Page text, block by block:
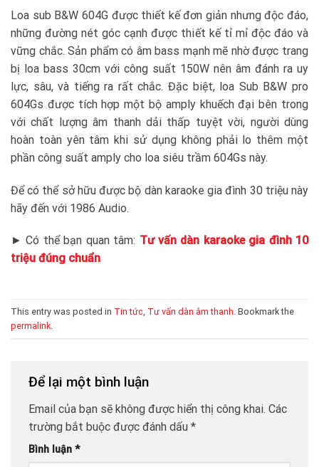
Loa sub B&W 604G được thiết kế đơn giản nhưng độc đáo,
những đường nét góc cạnh được thiết kế tỉ mỉ độc đáo và
vững chắc. Sản phẩm có âm bass mạnh mẽ nhờ được trang
bị loa bass 30cm với công suất 150W nên âm đánh ra uy
lực, sâu, và tiếng ra rất chắc. Đặc biệt, loa Sub B&W pro
604Gs được tích hợp một bộ amply khuếch đại bên trong
với chất lượng âm thanh dải thấp tuyệt vời, người dùng
hoàn toàn yên tâm khi sử dụng không phải lo thêm một
phần công suất amply cho loa siêu trầm 604Gs này.
Để có thể sở hữu được bộ dàn karaoke gia đình 30 triệu này
hãy đến với 1986 Audio.
► Có thể bạn quan tâm: Tư vấn dàn karaoke gia đình 10
triệu đúng chuẩn
This entry was posted in Tin tức Tư vấn dàn âm thanh . Bookmark the
permalink
Để lại một bình luận
Email của bạn sẽ không được hiển thị công khai. Các
trường bắt buộc được đánh dấu *
Bình luận *